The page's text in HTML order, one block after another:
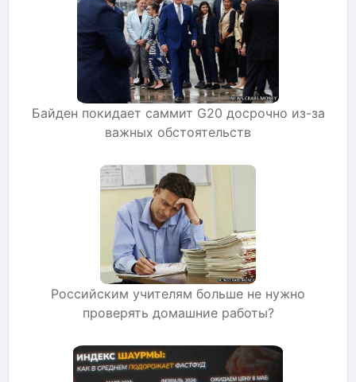
Байден покидает саммит G20 досрочно из-за
важных обстоятельств
Российским учителям больше не нужно
проверять домашние работы?